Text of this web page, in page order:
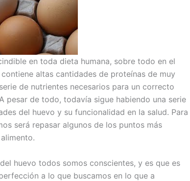
en toda dieta humana, sobre todo en el
altas cantidades de proteínas de muy
de nutrientes necesarios para un correcto
pesar de todo, todavía sigue habiendo una serie
del huevo y su funcionalidad en la salud. Para
será repasar algunos de los puntos más
huevo todos somos conscientes, y es que es
a lo que buscamos en lo que a